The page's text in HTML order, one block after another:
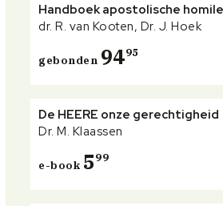
Handboek apostolische
dr. R. van Kooten, Dr. J. Hoek
gebonden 9495
De HEERE onze gerechtigheid
Dr. M. Klaassen
e-book 599